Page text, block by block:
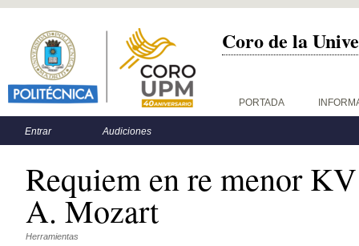
Coro de la
Menú principal PORTADA
Menú secundario
Entrar Audiciones
Requiem en re menor
A. Mozart
Herramientas